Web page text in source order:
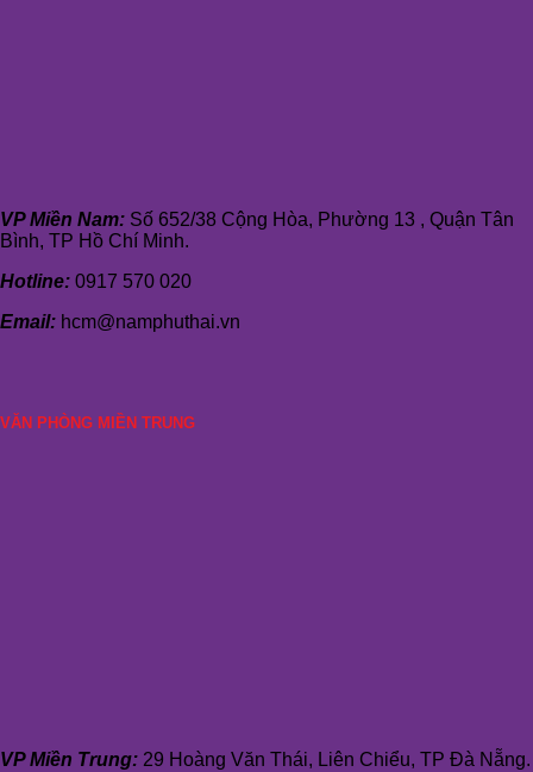
VP Miền Nam: Số 652/38 Cộng Hòa, Phường 13 , Quận Tân
Bình, TP Hồ Chí Minh.
Hotline: 0917 570 020
Email: hcm@namphuthai.vn
VĂN PHÒNG MIỀN TRUNG
VP Miền Trung: 29 Hoàng Văn Thái, Liên Chiểu, TP Đà Nẵng.